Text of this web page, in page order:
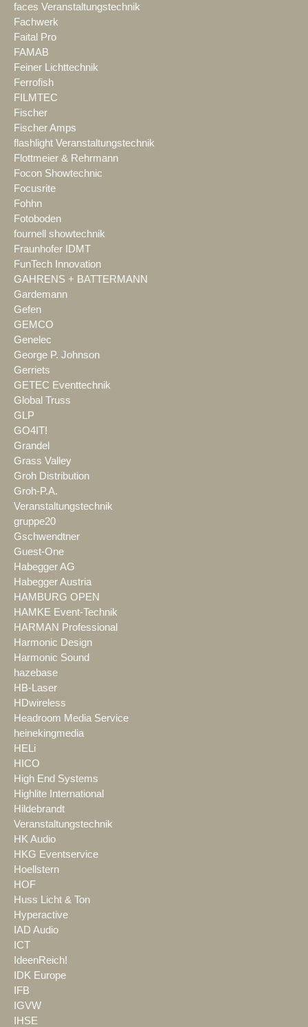
faces Veranstaltungstechnik
Fachwerk
Faital Pro
FAMAB
Feiner Lichttechnik
Ferrofish
FILMTEC
Fischer
Fischer Amps
flashlight Veranstaltungstechnik
Flottmeier & Rehrmann
Focon Showtechnic
Focusrite
Fohhn
Fotoboden
fournell showtechnik
Fraunhofer IDMT
FunTech Innovation
GAHRENS + BATTERMANN
Gardemann
Gefen
GEMCO
Genelec
George P. Johnson
Gerriets
GETEC Eventtechnik
Global Truss
GLP
GO4IT!
Grandel
Grass Valley
Groh Distribution
Groh-P.A.
Veranstaltungstechnik
gruppe20
Gschwendtner
Guest-One
Habegger AG
Habegger Austria
HAMBURG OPEN
HAMKE Event-Technik
HARMAN Professional
Harmonic Design
Harmonic Sound
hazebase
HB-Laser
HDwireless
Headroom Media Service
heinekingmedia
HELi
HICO
High End Systems
Highlite International
Hildebrandt
Veranstaltungstechnik
HK Audio
HKG Eventservice
Hoellstern
HOF
Huss Licht & Ton
Hyperactive
IAD Audio
ICT
IdeenReich!
IDK Europe
IFB
IGVW
IHSE